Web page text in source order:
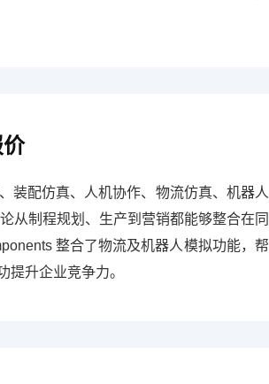
装配仿真、人机协作、物流仿真、机器人
从制程规划、生产到营销都能够整合在同
整合了物流及机器人模拟功能，帮
升企业竞争力。